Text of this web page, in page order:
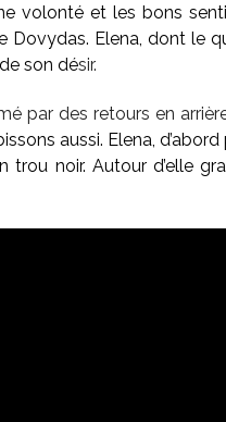
volonté et les bons
Dovydas. Elena, dont le
son désir.
par des retours en
aussi. Elena,
noir. Autour d’elle